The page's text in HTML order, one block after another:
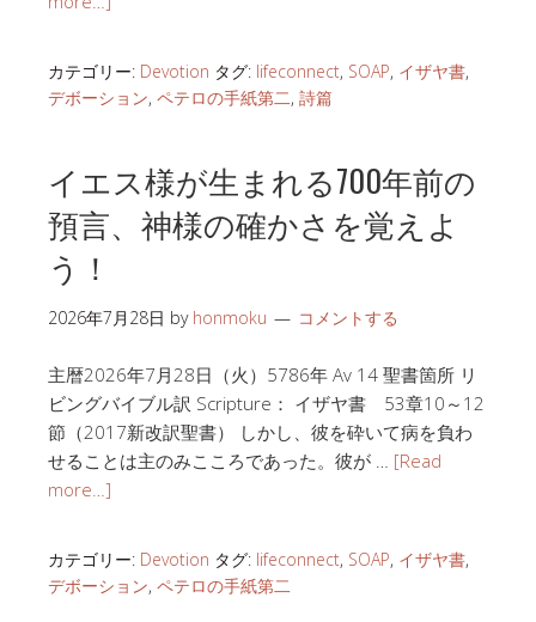
カテゴリー: Devotion タグ: lifeconnect, SOAP, イザヤ書,
デボーション, ペテロの手紙第二, 詩篇
イエス様が生まれる700年前の
預言、神様の確かさを覚えよ
う！
2026年7月28日 by honmoku コメントする
主暦2026年7月28日（火）5786年 Av 14 聖書箇所 リ
ビングバイブル訳 Scripture： イザヤ書 53章10～12
節（2017新改訳聖書） しかし、彼を砕いて病を負わ
せることは主のみこころであった。彼が … [Read
more…]
カテゴリー: Devotion タグ: lifeconnect, SOAP, イザヤ書,
デボーション, ペテロの手紙第二